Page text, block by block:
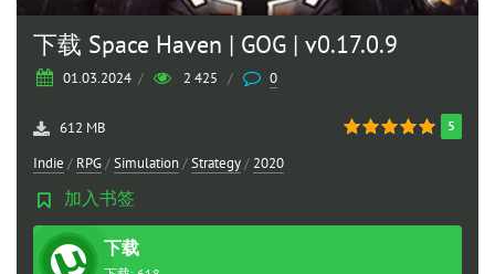
下载 Space Haven | GOG | v0.17.0.9
01.03.2024 / 2 425 / 0
5
612 MB
Indie / RPG/Simulation/Strategy/ 2020
加入书签
下载
种子